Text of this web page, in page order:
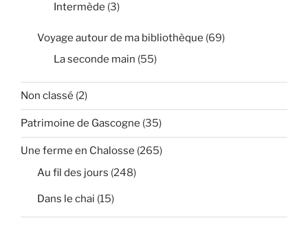
Intermède (3)
Voyage autour de ma bibliothèque (69)
La seconde main (55)
Non classé (2)
Patrimoine de Gascogne (35)
Une ferme en Chalosse (265)
Au fil des jours (248)
Dans le chai (15)